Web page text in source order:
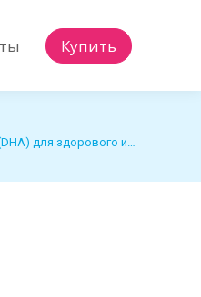
Купить
для здорового и…
Купить